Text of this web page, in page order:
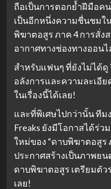
ถือเป็นการตอกย้ำฝีมือค
เป็นอีกหนึ่งความชื่นชมใ
พิฆาตอสูร ภาค 4 การสั่ง
อากาศทางช่องทางออน
สำหรับแฟนๆ ที่ยังไม่ได้
อลังการและความละเอี
ในเรื่องนี้ได้เลย!
และที่พิเศษไปกว่านั้น ทีม
Freaks ยังมีโอกาสได้ร่ว
ใหม่ของ “ดาบพิฆาตอสูร
ประกาศสร้างเป็นภาพย
ดาบพิฆาตอสูร เตรียมตั
เลย!